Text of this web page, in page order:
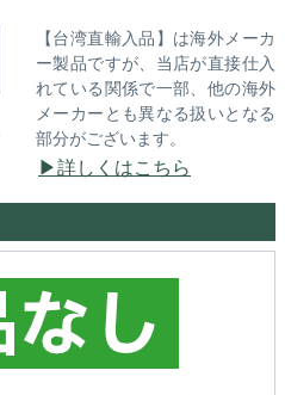
【台湾直輸入品】は海外メーカ
ー製品ですが、当店が直接仕入
れている関係で一部、他の海外
メーカーとも異なる扱いとなる
部分がございます。
詳しくはこちら